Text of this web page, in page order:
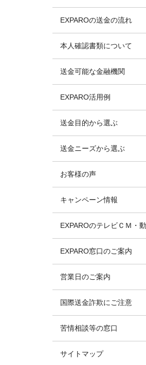
EXPAROの送金の流れ
本人確認書類について
送金可能な金融機関
EXPARO活用例
送金目的から選ぶ
送金ニーズから選ぶ
お客様の声
キャンペーン情報
EXPAROのテレビＣＭ・
EXPARO窓口のご案内
営業日のご案内
国際送金詐欺にご注意
苦情相談等の窓口
サイトマップ